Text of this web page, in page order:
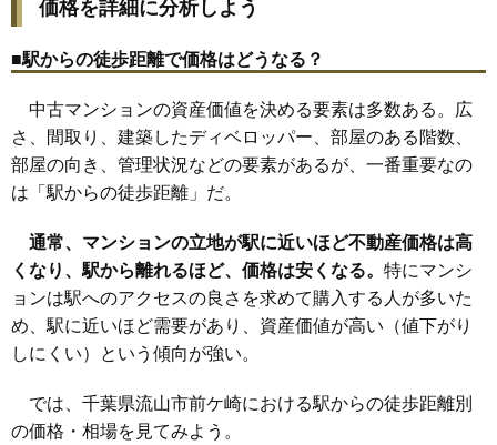
価格を詳細に分析しよう
■駅からの徒歩距離で価格はどうなる？
中古マンションの資産価値を決める要素は多数ある。広
さ、間取り、建築したディベロッパー、部屋のある階数、
部屋の向き、管理状況などの要素があるが、一番重要なの
は「駅からの徒歩距離」だ。
通常、マンションの立地が駅に近いほど不動産価格は高
くなり、駅から離れるほど、価格は安くなる。 特にマンシ
ョンは駅へのアクセスの良さを求めて購入する人が多いた
め、駅に近いほど需要があり、資産価値が高い（値下がり
しにくい）という傾向が強い。
では、千葉県流山市前ケ崎における駅からの徒歩距離別
の価格・相場を見てみよう。